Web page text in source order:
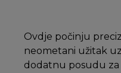
Ovdje počinju
neometani užitak
dodatnu posudu